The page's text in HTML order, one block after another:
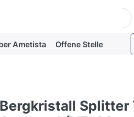
um alle Ergebnisse
Ametista Offene Stelle
Bergkristall Splitter